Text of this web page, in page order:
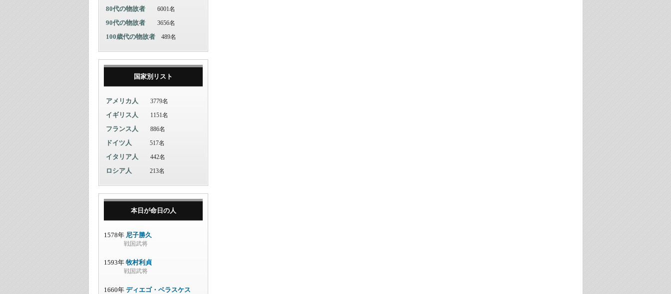
80代の物故者 6001名
90代の物故者 3656名
100歳代の物故者 489名
国家別リスト
アメリカ人 3779名
イギリス人 1151名
フランス人 886名
ドイツ人 517名
イタリア人 442名
ロシア人 213名
本日が命日の人
1578年 尼子勝久
戦国武将
1593年 牧村利貞
戦国武将
1660年 ディエゴ・ベラスケス